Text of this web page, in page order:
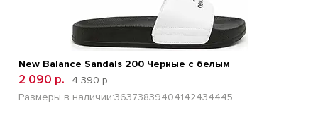
New Balance Sandals 200 Черные с белым
2 090 р.
4 390 р.
Размеры в наличии:36373839404142434445